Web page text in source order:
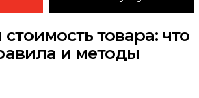
товара: что
и методы